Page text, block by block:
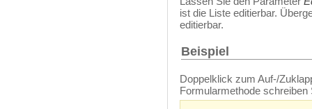
ist die Liste editierbar.
editierbar.
Beispiel
Doppelklick zum Auf-/
Formularmethode schreiben